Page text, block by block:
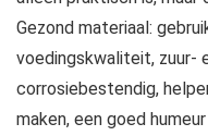
Gezond materiaal:
voedingskwaliteit, zuur-
corrosiebestendig,
maken, een goed